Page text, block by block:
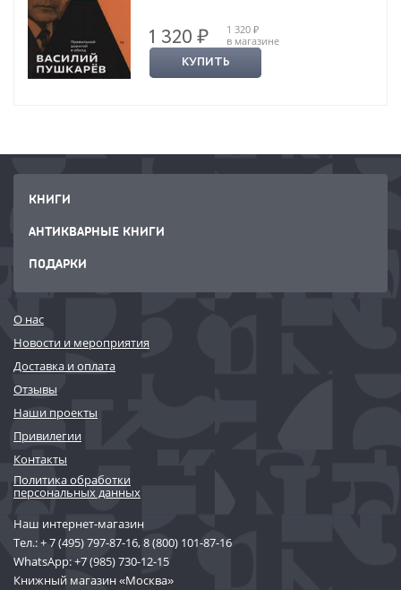
1 320 ₽
1 320 ₽
в магазине
КУПИТЬ
КНИГИ
АНТИКВАРНЫЕ КНИГИ
ПОДАРКИ
О нас
Новости и мероприятия
Доставка и оплата
Отзывы
Наши проекты
Привилегии
Контакты
Политика обработки
персональных данных
Наш интернет-магазин
Тел.:+ 7 (495) 797-87-16,8 (800) 101-87-16
WhatsApp:+7 (985) 730-12-15
Книжный магазин «Москва»